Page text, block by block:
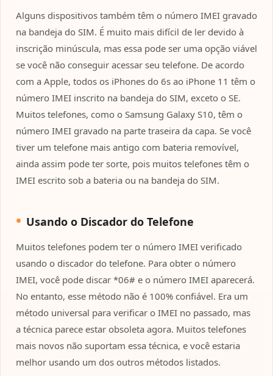
Alguns dispositivos também têm o número IMEI gravado
na bandeja do SIM. É muito mais difícil de ler devido à
inscrição minúscula, mas essa pode ser uma opção viável
se você não conseguir acessar seu telefone. De acordo
com a Apple, todos os iPhones do 6s ao iPhone 11 têm o
número IMEI inscrito na bandeja do SIM, exceto o SE.
Muitos telefones, como o Samsung Galaxy S10, têm o
número IMEI gravado na parte traseira da capa. Se você
tiver um telefone mais antigo com bateria removível,
ainda assim pode ter sorte, pois muitos telefones têm o
IMEI escrito sob a bateria ou na bandeja do SIM.
Usando o Discador do Telefone
Muitos telefones podem ter o número IMEI verificado
usando o discador do telefone. Para obter o número
IMEI, você pode discar *06# e o número IMEI aparecerá.
No entanto, esse método não é 100% confiável. Era um
método universal para verificar o IMEI no passado, mas
a técnica parece estar obsoleta agora. Muitos telefones
mais novos não suportam essa técnica, e você estaria
melhor usando um dos outros métodos listados.